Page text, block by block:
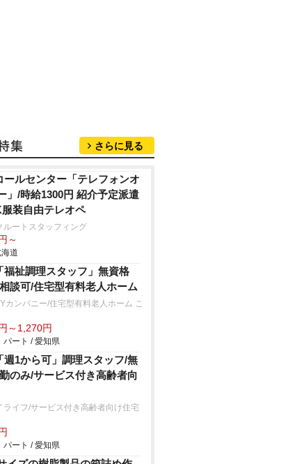
さらに見る
ールセンター「テレフォンオ
」/時給1300円 紹介予定派遣
装自由テレオペ
ルートスタッフィング
～
道
「福祉調理スタッフ」無資格
談可/住宅型有料老人ホーム
カンパニー/住宅型有料老人ホーム こ
～1,270円
パート / 愛知県
「週1から可」調理スタッフ/無
のみ/サービス付き高齢者向
ライフ/サービス付き高齢者向け住宅
パート / 愛知県